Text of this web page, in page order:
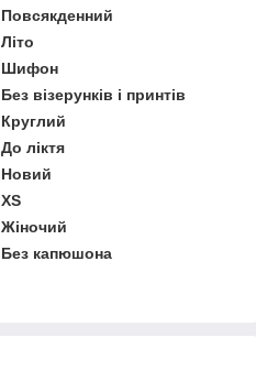
Повсякденний
Літо
Шифон
Без візерунків і принтів
Круглий
До ліктя
Новий
XS
Жіночий
Без капюшона